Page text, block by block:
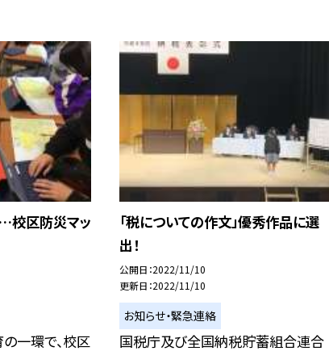
校区防災マッ
一環で、校区
「税についての作文」優秀作品に選
出！
公開日 2022/11/10
更新日 2022/11/10
お知らせ・緊急連絡
国税庁及び全国納税貯蓄組合連合